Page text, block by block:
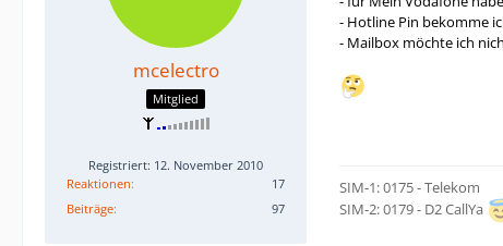
mcelectro
Mitglied
Registriert: 12. November 2010
Reaktionen
17
Beiträge
97
- Hotline Pin bekomme
- Mailbox möchte ich
SIM-1: 0175 - Telekom
SIM-2: 0179 - D2 CallYa